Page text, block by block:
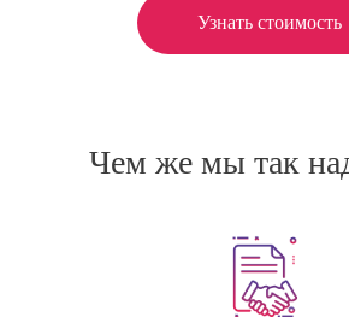
Узнать стоимость
Чем же мы так